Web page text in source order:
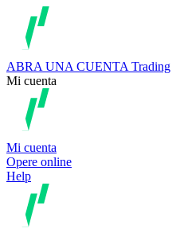
ABRA UNA CUENTA Trading
Mi cuenta
Mi cuenta
Opere online
Help